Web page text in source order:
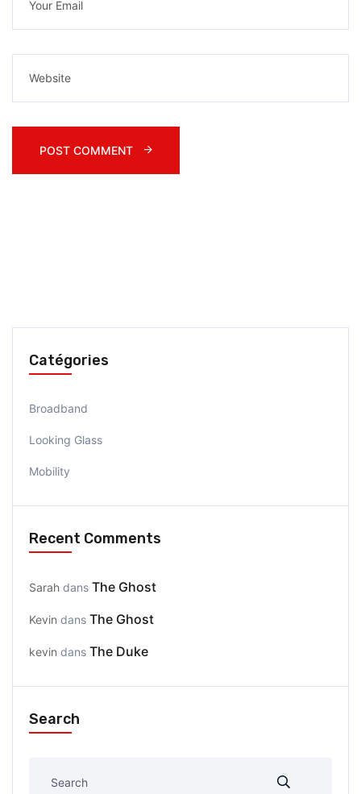
Catégories
Broadband
Looking Glass
Mobility
Recent Comments
Sarah dans The Ghost
Kevin dans The Ghost
kevin dans The Duke
Search